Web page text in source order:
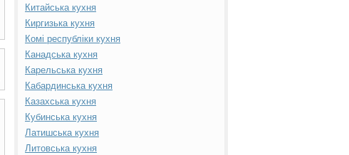
Китайська кухня
Киргизька кухня
Комі республіки кухня
Канадська кухня
Карельська кухня
Кабардинська кухня
Казахська кухня
Кубинська кухня
Латишська кухня
Литовська кухня